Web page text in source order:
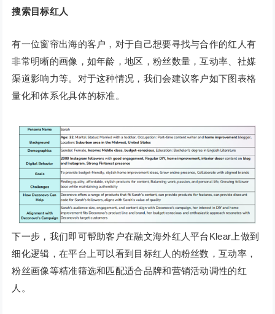
搜索目标红人
有一位窗帘出海的客户，对于自己想要寻找与合作的红人有
非常明晰的画像，如年龄，地区，粉丝数量，互动率、社媒
渠道影响力等。对于这种情况，我们会建议客户如下图表格
量化和体系化具体的标准。
下一步，我们即可帮助客户在融文海外红人平台Klear上做到
细化逻辑，在平台上可以看到目标红人的粉丝数，互动率，
粉丝画像等精准筛选和匹配适合品牌和营销活动调性的红
人。